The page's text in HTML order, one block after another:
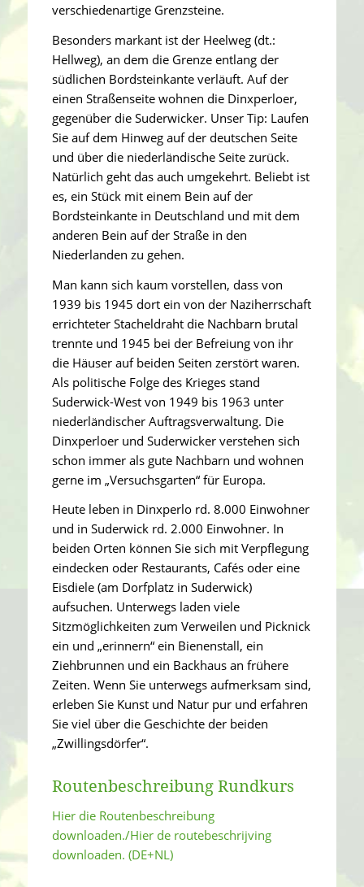
verschiedenartige Grenzsteine.
Besonders markant ist der Heelweg (dt.:
Hellweg), an dem die Grenze entlang der
südlichen Bordsteinkante verläuft. Auf der
einen Straßenseite wohnen die Dinxperloer,
gegenüber die Suderwicker. Unser Tip: Laufen
Sie auf dem Hinweg auf der deutschen Seite
und über die niederländische Seite zurück.
Natürlich geht das auch umgekehrt. Beliebt ist
es, ein Stück mit einem Bein auf der
Bordsteinkante in Deutschland und mit dem
anderen Bein auf der Straße in den
Niederlanden zu gehen.
Man kann sich kaum vorstellen, dass von
1939 bis 1945 dort ein von der Naziherrschaft
errichteter Stacheldraht die Nachbarn brutal
trennte und 1945 bei der Befreiung von ihr
die Häuser auf beiden Seiten zerstört waren.
Als politische Folge des Krieges stand
Suderwick-West von 1949 bis 1963 unter
niederländischer Auftragsverwaltung. Die
Dinxperloer und Suderwicker verstehen sich
schon immer als gute Nachbarn und wohnen
gerne im „Versuchsgarten“ für Europa.
Heute leben in Dinxperlo rd. 8.000 Einwohner
und in Suderwick rd. 2.000 Einwohner. In
beiden Orten können Sie sich mit Verpflegung
eindecken oder Restaurants, Cafés oder eine
Eisdiele (am Dorfplatz in Suderwick)
aufsuchen. Unterwegs laden viele
Sitzmöglichkeiten zum Verweilen und Picknick
ein und „erinnern“ ein Bienenstall, ein
Ziehbrunnen und ein Backhaus an frühere
Zeiten. Wenn Sie unterwegs aufmerksam sind,
erleben Sie Kunst und Natur pur und erfahren
Sie viel über die Geschichte der beiden
„Zwillingsdörfer“.
Routenbeschreibung Rundkurs
Hier die Routenbeschreibung
downloaden./Hier de routebeschrijving
downloaden. (DE+NL)